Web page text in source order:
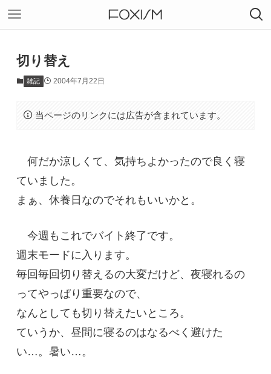
切り替え
雑記 2004年7月22日
当ページのリンクには広告が含まれています。
何だか涼しくて、気持ちよかったので良く寝
ていました。
まぁ、休養日なのでそれもいいかと。
今週もこれでバイト終了です。
週末モードに入ります。
毎回毎回切り替えるの大変だけど、夜寝れるの
ってやっぱり重要なので、
なんとしても切り替えたいところ。
ていうか、昼間に寝るのはなるべく避けた
い…。暑い…。